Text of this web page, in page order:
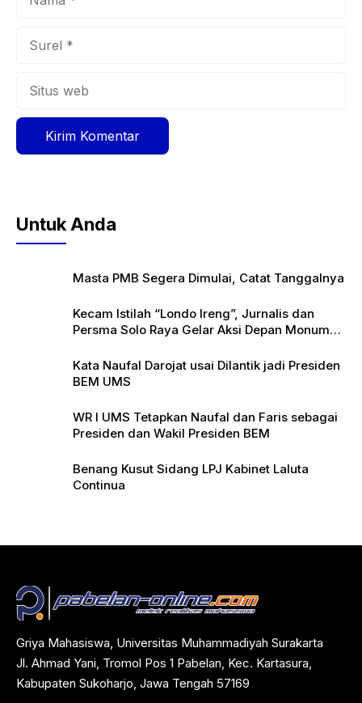
Untuk Anda
Masta PMB Segera Dimulai, Catat Tanggalnya
Kecam Istilah “Londo Ireng”, Jurnalis dan
Persma Solo Raya Gelar Aksi Depan Monumen
Kata Naufal Darojat usai Dilantik jadi Presiden
BEM UMS
WR I UMS Tetapkan Naufal dan Faris sebagai
Presiden dan Wakil Presiden BEM
Benang Kusut Sidang LPJ Kabinet Laluta
Continua
Griya Mahasiswa, Universitas Muhammadiyah Surakarta
Jl. Ahmad Yani, Tromol Pos 1 Pabelan, Kec. Kartasura,
Kabupaten Sukoharjo, Jawa Tengah 57169